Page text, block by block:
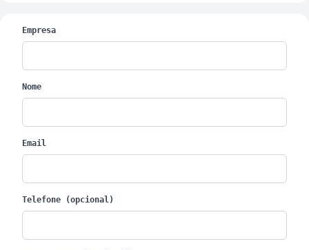
Empresa
Nome
Email
Telefone (opcional)